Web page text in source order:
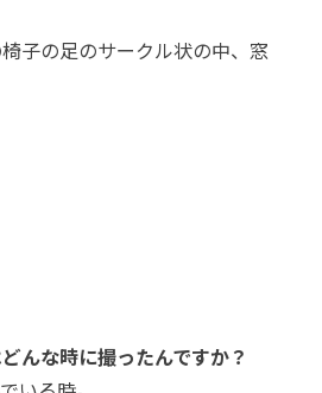
子の足のサークル状の中、窓
んな時に撮ったんですか？